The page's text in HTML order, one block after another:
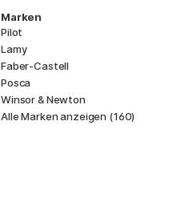
Marken
Pilot
Lamy
Faber-Castell
Posca
Winsor & Newton
Alle Marken anzeigen (160)